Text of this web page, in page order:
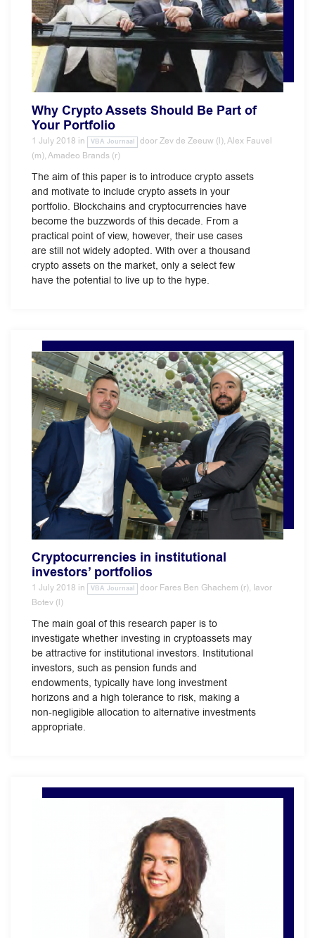
Why Crypto Assets Should Be Part of
Your Portfolio
1 July 2018 in VBA Journaal doorZev de Zeeuw (l), Alex Fauvel
(m), Amadeo Brands (r)
The aim of this paper is to introduce crypto assets
and motivate to include crypto assets in your
portfolio. Blockchains and cryptocurrencies have
become the buzzwords of this decade. From a
practical point of view, however, their use cases
are still not widely adopted. With over a thousand
crypto assets on the market, only a select few
have the potential to live up to the hype.
Cryptocurrencies in institutional
investors’ portfolios
1 July 2018 in VBA Journaal door Fares Ben Ghachem (r), Iavor
Botev (l)
The main goal of this research paper is to
investigate whether investing in cryptoassets may
be attractive for institutional investors. Institutional
investors, such as pension funds and
endowments, typically have long investment
horizons and a high tolerance to risk, making a
non-negligible allocation to alternative investments
appropriate.